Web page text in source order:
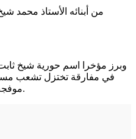
من أبنائه الأستاذ محمد
وبرز مؤخرا اسم حورية شيخ
في مفارقة تختزل تشعب
موفجة ومصافي البريقة وأطراف العالم.